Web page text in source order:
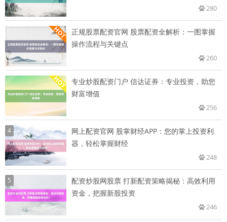
280
正规股票配资官网 股票配资全解析：一图掌握
操作流程与关键点
260
专业炒股配资门户 信达证券：专业投资，助您
财富增值
256
4
网上配资官网 股掌财经APP：您的掌上投资利
器，轻松掌握财经
248
5
配资炒股网股票 打新配资策略揭秘：高效利用
资金，把握新股投资
246